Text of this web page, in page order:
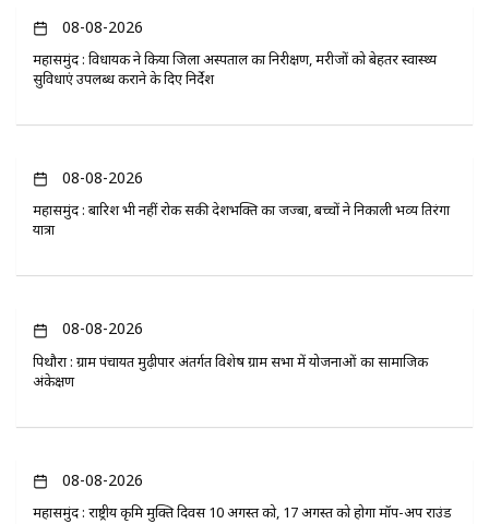
08-08-2026
महासमुंद : विधायक ने किया जिला अस्पताल का निरीक्षण, मरीजों को बेहतर स्वास्थ्य
सुविधाएं उपलब्ध कराने के दिए निर्देश
08-08-2026
महासमुंद : बारिश भी नहीं रोक सकी देशभक्ति का जज्बा, बच्चों ने निकाली भव्य तिरंगा
यात्रा
08-08-2026
पिथौरा : ग्राम पंचायत मुढ़ीपार अंतर्गत विशेष ग्राम सभा में योजनाओं का सामाजिक
अंकेक्षण
08-08-2026
महासमुंद : राष्ट्रीय कृमि मुक्ति दिवस 10 अगस्त को, 17 अगस्त को होगा मॉप-अप राउंड